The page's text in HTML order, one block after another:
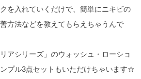
を入れていくだけで、簡単にニキビの
方法などを教えてもらえちゃうんで
アシリーズ」のウォッシュ・ローショ
プル3点セットもいただけちゃいます☆